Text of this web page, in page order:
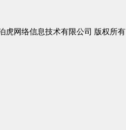
虎网络信息技术有限公司 版权所有